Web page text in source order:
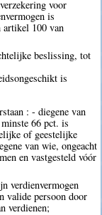
voor
is
artikel 100 van
beslissing, tot
is
: - diegene van
66 pct. is
of geestelijke
van wie, ongeacht
en vastgesteld vóór
verdienvermogen
valide persoon door
verdienen;